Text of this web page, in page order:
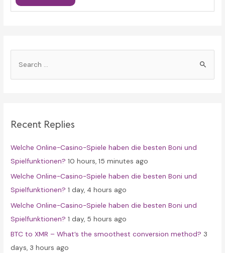
h
o
r
:
Recent Replies
Welche Online-Casino-Spiele haben die besten Boni und
Spielfunktionen? 10 hours, 15 minutes ago
Welche Online-Casino-Spiele haben die besten Boni und
Spielfunktionen? 1 day, 4 hours ago
Welche Online-Casino-Spiele haben die besten Boni und
Spielfunktionen? 1 day, 5 hours ago
BTC to XMR – What’s the smoothest conversion method? 3
days, 3 hours ago